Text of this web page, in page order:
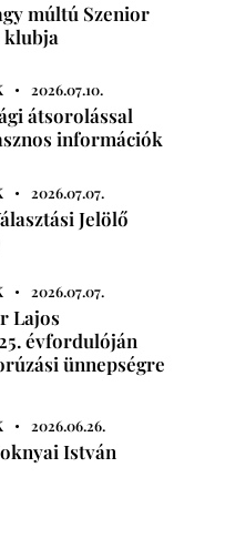
múltú Szenior
klubja
2026.07.10.
átsorolással
információk
2026.07.07.
Jelölő
2026.07.07.
Lajos
évfordulóján
ünnepségre
2026.06.26.
István